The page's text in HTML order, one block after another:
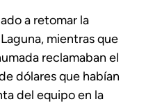
a retomar la
mientras que
reclamaban el
dólares que habían
del equipo en la